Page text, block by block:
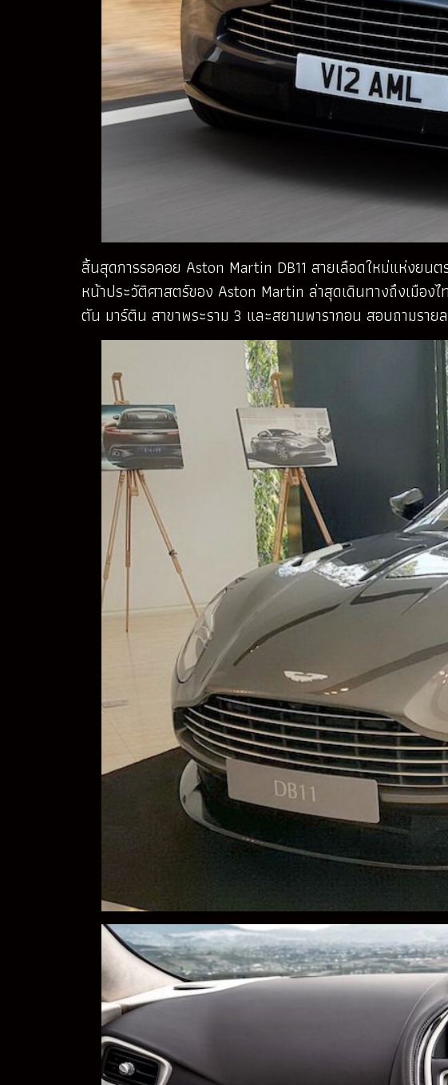
สิ้นสุดการรอคอย Aston Martin DB11 สายเลือดใหม่แห่งย
หน้าประวัติศาสตร์ของ Aston Martin ล่าสุดเดินทางถึงเมือ
ตัน มาร์ติน สาขาพระราม 3 และสยามพารากอน สอบถามรา